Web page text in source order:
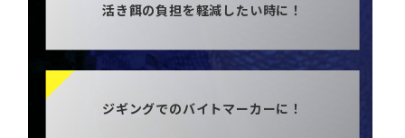
活き餌の負担を軽減したい時に！
ジギングでのバイトマーカーに！